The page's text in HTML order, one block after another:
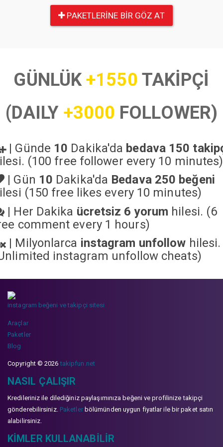
PAKETLERINE BIR GÖZ AT
GÜNLÜK+1550 TAKİPÇİ
(DAILY +3000 FOLLOWER)
| Günde 10 Dakika'da bedava 150
(100 free follower every 10 minutes)
| Gün 10 Dakika'da Bedava 250 beğeni
(150 free likes every 10 minutes)
| Her Dakika ücretsiz 6 yorum hilesi. (6
comment every 1 hours)
| Milyonlarca instagram unfollow hilesi.
instagram unfollow cheats)
instagram beğeni ve takipçi sitesi
Araçlar
Paketler
Blog
Copyright © 2026takipfun.net
NASIL ÇALIŞIR
Kredileriniz ile dilediğiniz paylaşımınıza beğeni ve profilinize takipçi
gönderebilirsiniz. Paketlerbölümünden uygun fiyatlar ile bir paket satın
alabilirsiniz.
KIMLER KULLANABILIR